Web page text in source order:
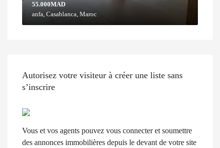
55.000MAD
anfa, Casablanca, Maroc
Autorisez votre visiteur à créer une liste sans
s’inscrire
Vous et vos agents pouvez vous connecter et soumettre
des annonces immobilières depuis le devant de votre site